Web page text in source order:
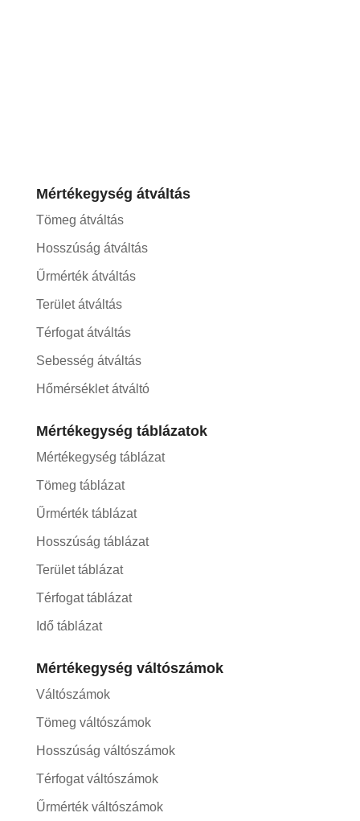
Mértékegység átváltás
Tömeg átváltás
Hosszúság átváltás
Űrmérték átváltás
Terület átváltás
Térfogat átváltás
Sebesség átváltás
Hőmérséklet átváltó
Mértékegység táblázatok
Mértékegység táblázat
Tömeg táblázat
Űrmérték táblázat
Hosszúság táblázat
Terület táblázat
Térfogat táblázat
Idő táblázat
Mértékegység váltószámok
Váltószámok
Tömeg váltószámok
Hosszúság váltószámok
Térfogat váltószámok
Űrmérték váltószámok